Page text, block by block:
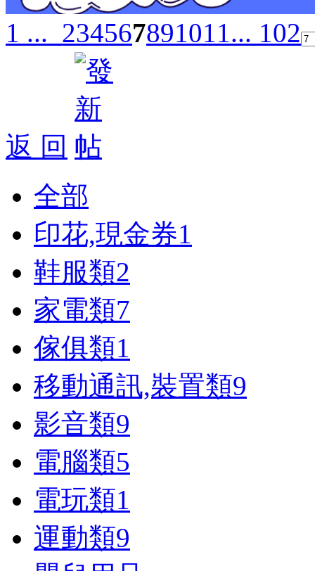
1 ... 234567891011... 102
返 回
全部
印花,現金券1
鞋服類2
家電類7
傢俱類1
移動通訊,裝置類9
影音類9
電腦類5
電玩類1
運動類9